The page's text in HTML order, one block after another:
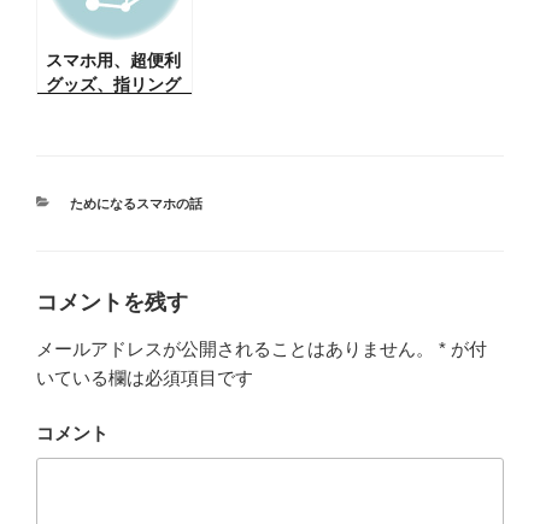
スマホ用、超便利
グッズ、指リング
カ
ー
ためになるスマホの話
コメントを残す
メールアドレスが公開されることはありません。 * が付
いている欄は必須項目です
コメント